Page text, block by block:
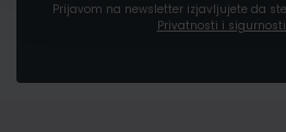
Prijavom na newsletter izjavljujete da
Privatnosti i